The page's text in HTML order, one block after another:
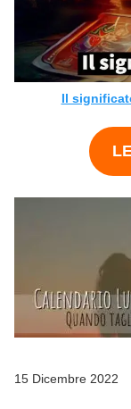
Il
15 Dicembre 2022